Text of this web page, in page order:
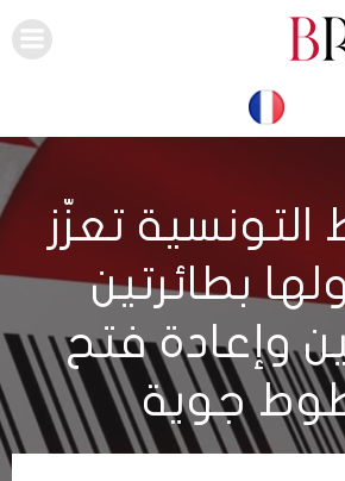
التونسية تعزّز
بطائرتين
وإعادة فتح
جوية